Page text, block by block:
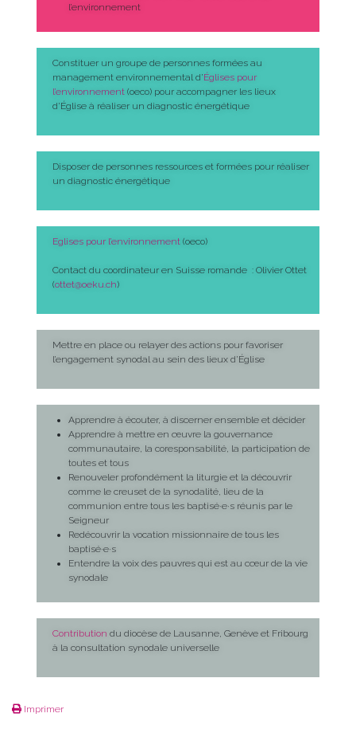
l’environnement
Constituer un groupe de personnes formées au
management environnemental d’Églises pour
l’environnement(oeco) pour accompagner les lieux
d’Église à réaliser un diagnostic énergétique
Disposer de personnes ressources et formées pour réaliser
un diagnostic énergétique
Eglises pour l’environnement(oeco)
Contact du coordinateur en Suisse romande : Olivier Ottet
(ottet@oeku.ch)
Mettre en place ou relayer des actions pour favoriser
l’engagement synodal au sein des lieux d’Église
Apprendre à écouter, à discerner ensemble et décider
Apprendre à mettre en œuvre la gouvernance
communautaire, la coresponsabilité, la participation de
toutes et tous
Renouveler profondément la liturgie et la découvrir
comme le creuset de la synodalité, lieu de la
communion entre tous les baptisé·e·s réunis par le
Seigneur
Redécouvrir la vocation missionnaire de tous les
baptisé·e·s
Entendre la voix des pauvres qui est au cœur de la vie
synodale
Contribution du diocèse de Lausanne, Genève et Fribourg
à la consultation synodale universelle
Imprimer